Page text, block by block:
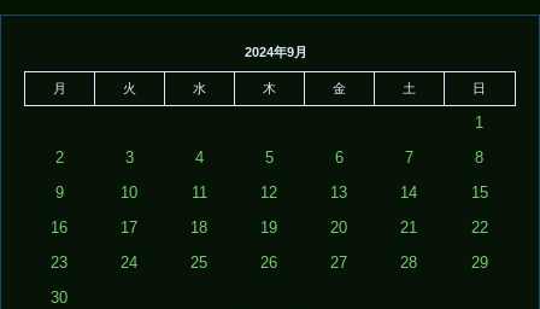
2024年9月
月 火 水 木 金 土 日
1
2 3 4 5 6 7 8
9 10 11 12 13 14 15
16 17 18 19 20 21 22
23 24 25 26 27 28 29
30